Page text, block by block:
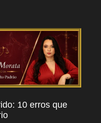
10 erros que